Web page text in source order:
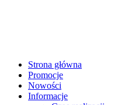
Strona główna
Promocje
Nowości
Informacje